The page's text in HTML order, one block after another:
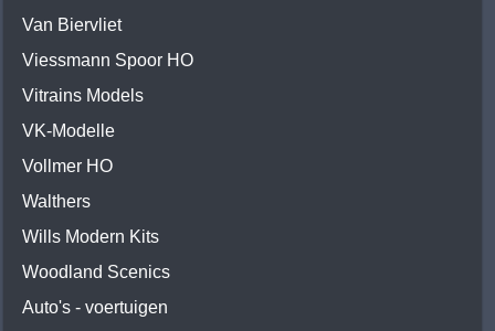
Van Biervliet
Viessmann Spoor HO
Vitrains Models
VK-Modelle
Vollmer HO
Walthers
Wills Modern Kits
Woodland Scenics
Auto's - voertuigen